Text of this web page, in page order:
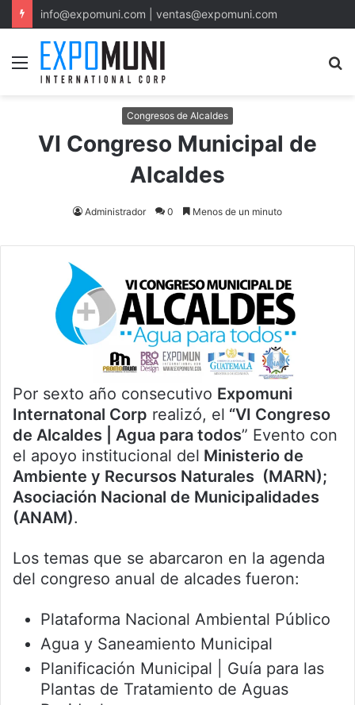
info@expomuni.com | ventas@expomuni.com
Menu
Congresos de Alcaldes
VI Congreso Municipal de
Alcaldes
Administrador 0 Menos de un minuto
Por sexto año consecutivo Expomuni
Internatonal Corp realizó, el “VI Congreso
de Alcaldes | Agua para todos” Evento con
el apoyo institucional del Ministerio de
Ambiente y Recursos Naturales (MARN);
Asociación Nacional de Municipalidades
(ANAM).
Los temas que se abarcaron en la agenda
del congreso anual de alcades fueron:
Plataforma Nacional Ambiental Público
Agua y Saneamiento Municipal
Planificación Municipal | Guía para las
Plantas de Tratamiento de Aguas